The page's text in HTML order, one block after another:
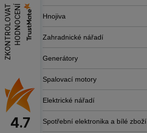
Hnojiva
Zahradnické nářadí
Generátory
Spalovací motory
Elektrické nářadí
Spotřební elektronika a bílé zboží
Z
K
O
N
T
R
O
L
O
V
A
T
H
O
D
N
O
C
E
NÍ
4.7